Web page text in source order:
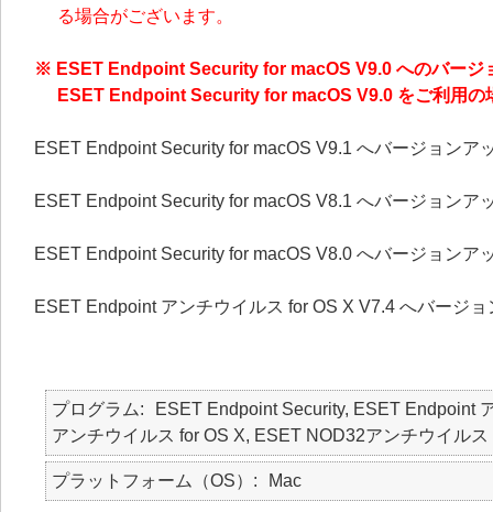
る場合がございます。
※ ESET Endpoint Security for macOS V9.0 へのバージ
ESET Endpoint Security for macOS V9.0 をご利用の
ESET Endpoint Security for macOS V9.1 へバージョンア
ESET Endpoint Security for macOS V8.1 へバージョンア
ESET Endpoint Security for macOS V8.0 へバージョンア
ESET Endpoint アンチウイルス for OS X V7.4 へバージ
プログラム
ESET Endpoint Security, ESET Endpoint
アンチウイルス for OS X, ESET NOD32アンチウイルス
プラットフォーム（OS） Mac